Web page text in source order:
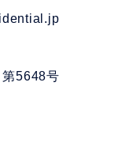
5648号